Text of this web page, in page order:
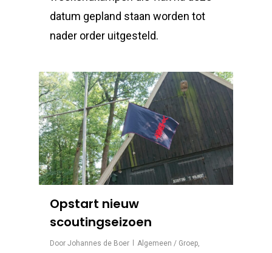
datum gepland staan worden tot
nader order uitgesteld.
Opstart nieuw
scoutingseizoen
Door Johannes de Boer Algemeen / Groep,